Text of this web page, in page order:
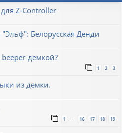
Z-Controller
"Эльф": Белорусская Денди
beeper-демкой?
1 2 3
из демки.
1 … 16 17 18 19